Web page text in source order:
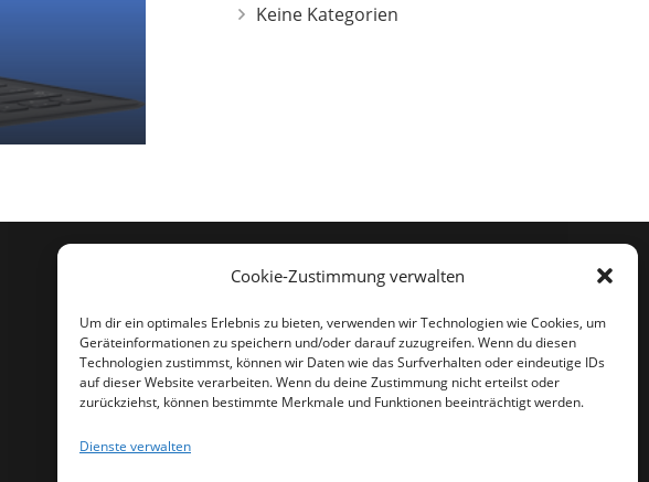
Cookie-Zustimmung verwalten
Um dir ein optimales Erlebnis zu bieten, verwenden wir Technologien wie Cookies, um
Geräteinformationen zu speichern und/oder darauf zuzugreifen. Wenn du diesen
Technologien zustimmst, können wir Daten wie das Surfverhalten oder eindeutige IDs
auf dieser Website verarbeiten. Wenn du deine Zustimmung nicht erteilst oder
zurückziehst, können bestimmte Merkmale und Funktionen beeinträchtigt werden.
Dienste verwalten
Keine Kategorien
kontakt@schweissarbeiten-schrimpf.de
034464/29315
034464/29316